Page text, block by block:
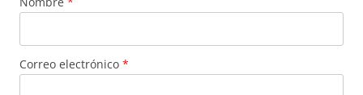
Correo electrónico *